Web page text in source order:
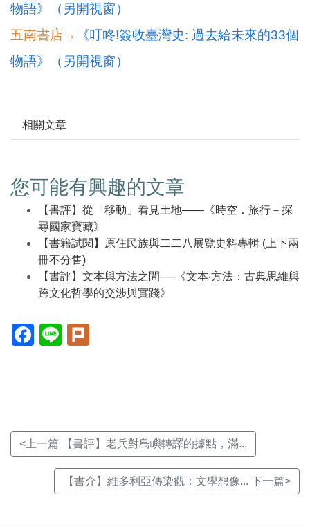
物語》（另開視窗）
五南書店→
《叮咚!簽收臺灣史: 過去給未來的33個
物語》（另開視窗）
相關文章
您可能有興趣的文章
【書評】從「移動」看見土地——《時空．旅行－探
尋國家寶藏》
【書籍試閱】原住民族與二二八展覽史料專輯 (上下兩
冊不分售)
【書評】文本與方法之間──《文本‧方法：古典思維與
跨文化哲學的交涉與實踐》
Facebook(另
開
Line(另
開
<上一篇 【書評】老兵對島嶼轉譯的據點，滿...
【書介】維多利亞傳染觀：文學想像... 下一篇>